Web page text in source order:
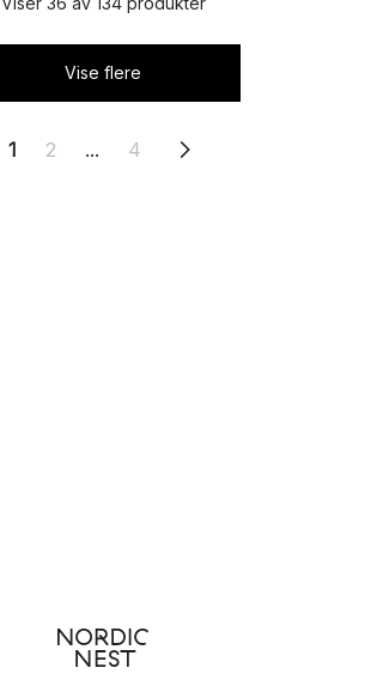
Vise flere
1 2 ... 4